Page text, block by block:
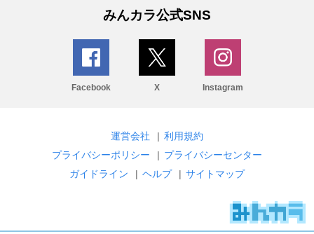
みんカラ公式SNS
Facebook X Instagram
運営会社 | 利用規約
プライバシーポリシー
| プライバシーセンター
ガイドライン
| ヘルプ | サイトマップ